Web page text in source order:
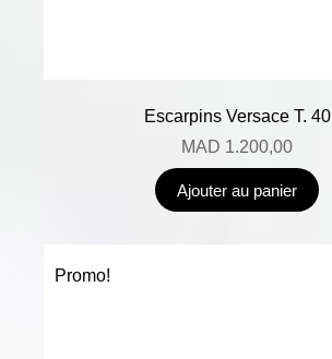
Escarpins Versace T. 40
MAD 1.200,00
Ajouter au panier
Promo!